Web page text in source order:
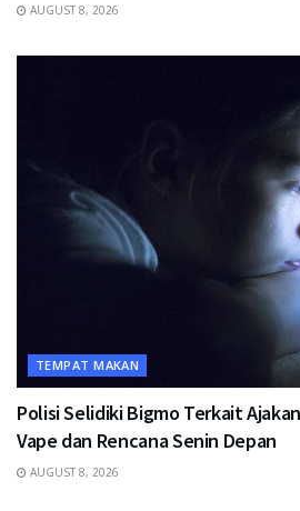
AUGUST 8, 2026
TEMPAT MAKAN
Polisi Selidiki Bigmo Terkait
Vape dan Rencana Senin Depan
AUGUST 8, 2026